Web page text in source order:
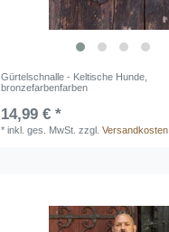
Gürtelschnalle - Keltische Hunde,
bronzefarbenfarben
14,99 € *
*inkl. ges. MwSt. zzgl.Versandkosten